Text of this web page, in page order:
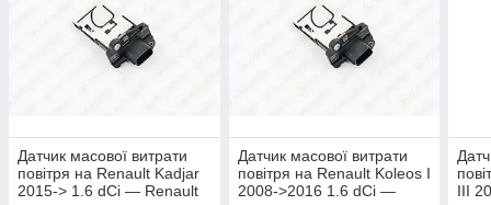
Датчик масової витрати
повітря на Renault Kadjar
2015-> 1.6 dCi — Renault
Датчик масової витрати
повітря на Renault Koleos I
2008->2016 1.6 dCi —
III